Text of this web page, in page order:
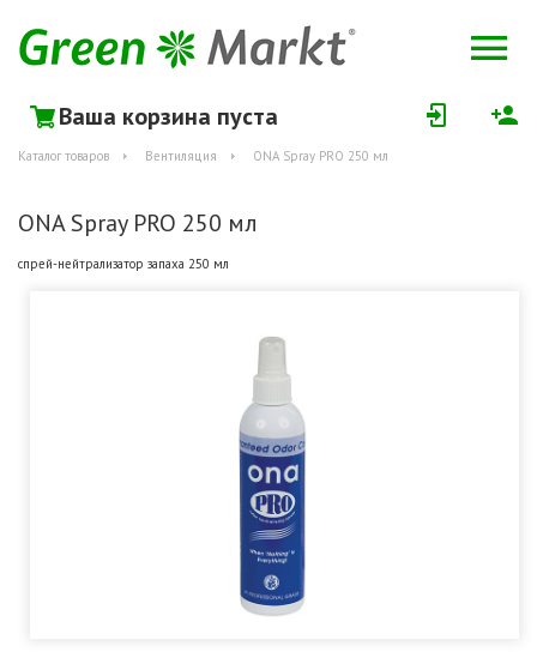
Ваша корзина пуста
Каталог товаров Вентиляция ONA Spray PRO 250 мл
ONA Spray PRO 250 мл
спрей-нейтрализатор запаха 250 мл